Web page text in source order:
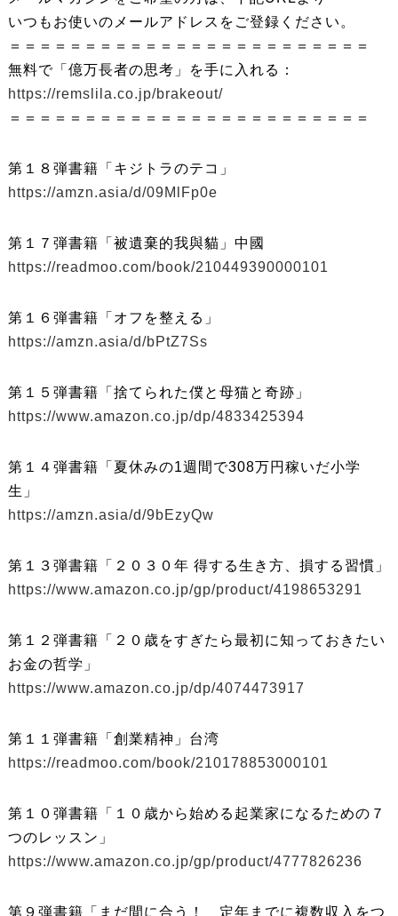
いつもお使いのメールアドレスをご登録ください。
＝＝＝＝＝＝＝＝＝＝＝＝＝＝＝＝＝＝＝＝＝＝＝＝
無料で「億万長者の思考」を手に入れる：
https://remslila.co.jp/brakeout/
＝＝＝＝＝＝＝＝＝＝＝＝＝＝＝＝＝＝＝＝＝＝＝＝
第１８弾書籍「キジトラのテコ」
https://amzn.asia/d/09MlFp0e
第１７弾書籍「被遺棄的我與貓」中國
https://readmoo.com/book/210449390000101
第１６弾書籍「オフを整える」
https://amzn.asia/d/bPtZ7Ss
第１５弾書籍「捨てられた僕と母猫と奇跡」
https://www.amazon.co.jp/dp/4833425394
第１４弾書籍「夏休みの1週間で308万円稼いだ小学
生」
https://amzn.asia/d/9bEzyQw
第１３弾書籍「２０３０年 得する生き方、損する習慣」
https://www.amazon.co.jp/gp/product/4198653291
第１２弾書籍「２０歳をすぎたら最初に知っておきたい
お金の哲学」
https://www.amazon.co.jp/dp/4074473917
第１１弾書籍「創業精神」台湾
https://readmoo.com/book/210178853000101
第１０弾書籍「１０歳から始める起業家になるための７
つのレッスン」
https://www.amazon.co.jp/gp/product/4777826236
第９弾書籍「まだ間に合う！ 定年までに複数収入をつ